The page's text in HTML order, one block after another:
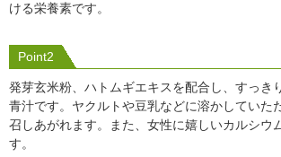
ける栄養素です。
Point2
発芽玄米粉、ハトムギエキスを配合し、すっき
青汁です。ヤクルトや豆乳などに溶かしていた
召しあがれます。また、女性に嬉しいカルシウ
す。